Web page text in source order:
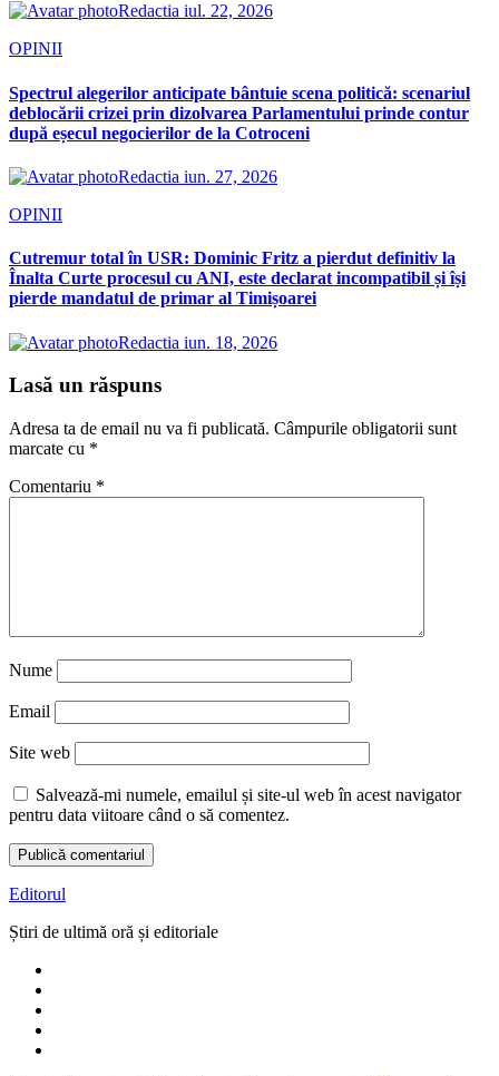
Redactia iul. 22, 2026
OPINII
Spectrul alegerilor anticipate bântuie scena politică: scenariul
deblocării crizei prin dizolvarea Parlamentului prinde contur
după eșecul negocierilor de la Cotroceni
Redactia iun. 27, 2026
OPINII
Cutremur total în USR: Dominic Fritz a pierdut definitiv la
Înalta Curte procesul cu ANI, este declarat incompatibil și își
pierde mandatul de primar al Timișoarei
Redactia iun. 18, 2026
Lasă un răspuns
Adresa ta de email nu va fi publicată. Câmpurile obligatorii sunt
marcate cu *
Comentariu *
Nume
Email
Site web
Salvează-mi numele, emailul și site-ul web în acest navigator
pentru data viitoare când o să comentez.
Editorul
Știri de ultimă oră și editoriale